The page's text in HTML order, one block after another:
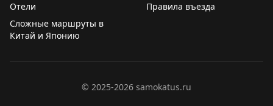
Wild About Travel
Отели
Правила въезда
Сложные маршруты в
Китай и Японию
© 2025-2026 samokatus.ru